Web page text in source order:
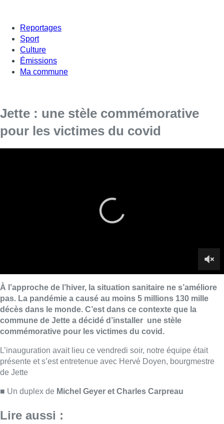
Reportages
Sport
Culture
Émissions
Ma commune
Jette : une stèle commémorative
pour les victimes du covid
commémorative pour les victimes du covid.
L’inauguration avait lieu ce vendredi soir, notre équipe était
Lire aussi :
Pizza Nizar: un coup de pub
inattendu grâce à l’IA